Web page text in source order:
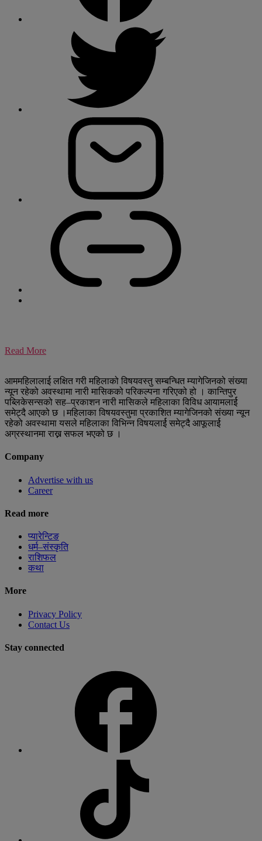
Read More
आममहिलालाई लक्षित गरी महिलाको विषयवस्तु सम्बन्धित म्यागेजिनको संख्या
न्यून रहेको अवस्थामा नारी मासिकको परिकल्पना गरिएको हो । कान्तिपुर
पब्लिकेसन्सको सह–प्रकाशन नारी मासिकले महिलाका विविध आयामलार्ई
समेट्दै आएको छ ।महिलाका विषयवस्तुमा प्रकाशित म्यागेजिनको संख्या न्यून
रहेको अवस्थामा यसले महिलाका विभिन्न विषयलार्ई समेट्दै आफूलार्ई
अग्रस्थानमा राख्न सफल भएको छ ।
Company
Advertise with us
Career
Read more
प्यारेन्टिङ
धर्म–संस्कृति
राशिफल
कथा
More
Privacy Policy
Contact Us
Stay connected